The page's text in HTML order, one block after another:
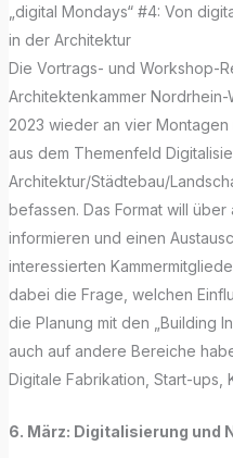
„digital Mondays“ #4: Von
in der Architektur
Die Vortrags- und Workshop-
Architektenkammer
2023 wieder an vier
aus dem Themenfeld
Architektur/Städtebau/
befassen. Das Format will
informieren und einen
interessierten
dabei die Frage, welchen
die Planung mit den „Building
auch auf andere Bereiche
Digitale Fabrikation, Start-ups,
6. März: Digitalisierung und